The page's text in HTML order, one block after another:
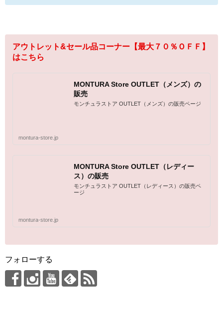
アウトレット&セール品コーナー【最大７０％ＯＦＦ】
はこちら
MONTURA Store OUTLET（メンズ）の
販売
モンチュラストア OUTLET（メンズ）の販売ページ
montura-store.jp
MONTURA Store OUTLET（レディー
ス）の販売
モンチュラストア OUTLET（レディース）の販売ペ
ージ
montura-store.jp
フォローする